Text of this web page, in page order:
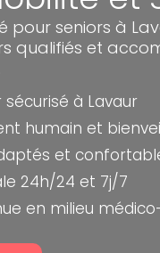
pour seniors à
qualifiés et
à Lavaur
humain et
et
24h/24 et 7j/7
en milieu